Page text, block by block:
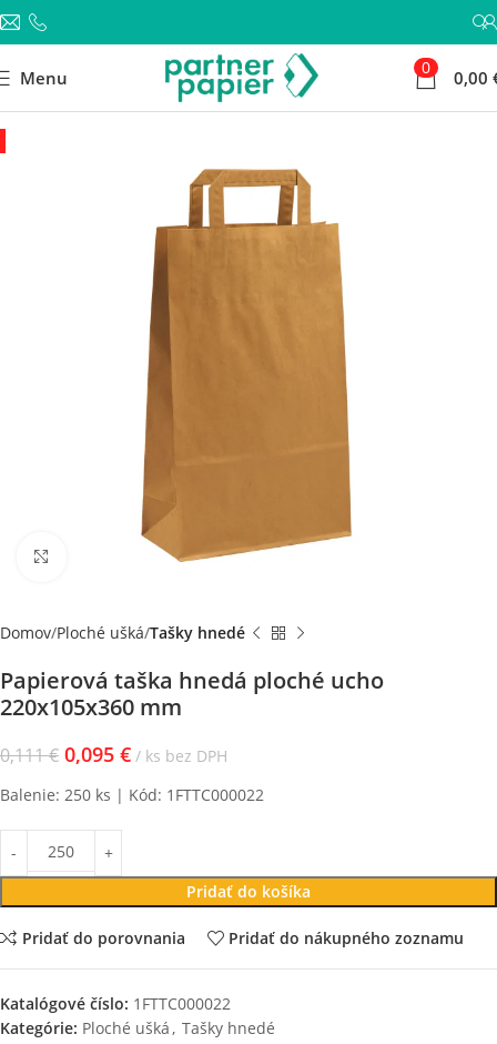
Menu 0 0,00
Klikni pre zväčšenie
Domov Ploché ušká Tašky hnedé
Papierová taška hnedá ploché ucho
220x105x360 mm
0,111€ 0,095 €
ks bez DPH
Balenie: 250 ks | Kód: 1FTTC000022
Pridať do košíka
Pridať do porovnania Pridať do nákupného zoznamu
Katalógové číslo: 1FTTC000022
Kategórie: Ploché ušká, Tašky hnedé